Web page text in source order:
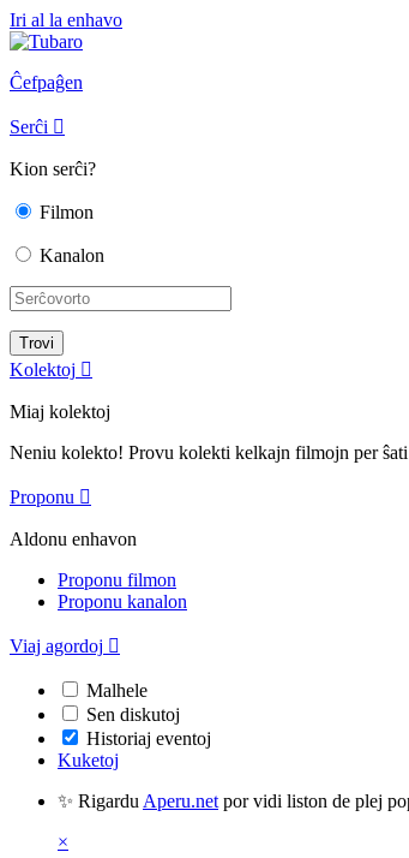
Iri al la enhavo
Ĉefpaĝen
Serĉi 
Kion serĉi?
Filmon
Kanalon
Kolektoj 
Miaj kolektoj
Neniu kolekto! Provu kolekti kelkajn filmojn per
Proponu 
Aldonu enhavon
Proponu filmon
Proponu kanalon
Viaj agordoj 
Malhele
Sen diskutoj
Historiaj eventoj
Kuketoj
✨ Rigardu Aperu.net por vidi liston de plej
×